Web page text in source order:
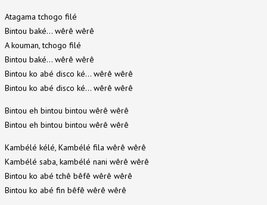
Atagama tchogo filé
Bintou baké… wêrê wêrê
A kouman, tchogo filé
Bintou baké… wêrê wêrê
Bintou ko abé disco ké… wêrê wêrê
Bintou ko abé disco ké… wêrê wêrê
Bintou eh bintou bintou wêrê wêrê
Bintou eh bintou bintou wêrê wêrê
Kambélé kélé, Kambélé fila wêrê wêrê
Kambélé saba, kambélé nani wêrê wêrê
Bintou ko abé tchê bêfê wêrê wêrê
Bintou ko abé fin bêfê wêrê wêrê